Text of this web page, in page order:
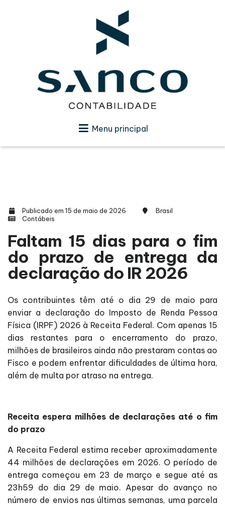
Menu principal
Publicado em 15 de maio de 2026
Brasil
Contábeis
Faltam 15 dias para o fim
do prazo de entrega da
declaração do IR 2026
Os contribuintes têm até o dia 29 de maio para
enviar a declaração do Imposto de Renda Pessoa
Física (IRPF) 2026 à Receita Federal. Com apenas 15
dias restantes para o encerramento do prazo,
milhões de brasileiros ainda não prestaram contas ao
Fisco e podem enfrentar dificuldades de última hora,
além de multa por atraso na entrega.
Receita espera milhões de declarações até o fim
do prazo
A Receita Federal estima receber aproximadamente
44 milhões de declarações em 2026. O período de
entrega começou em 23 de março e segue até as
23h59 do dia 29 de maio. Apesar do avanço no
número de envios nas últimas semanas, uma parcela